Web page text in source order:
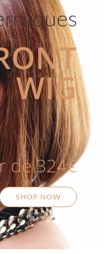
WIG
de 324€
SHOP NOW